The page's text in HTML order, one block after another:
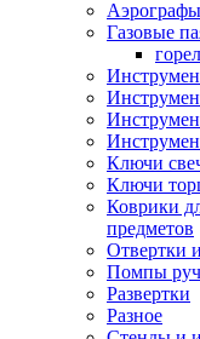
Газовые
Ключи
Ключи
Коврики
предметов
Отвертки
Помпы
Развертки
Разное